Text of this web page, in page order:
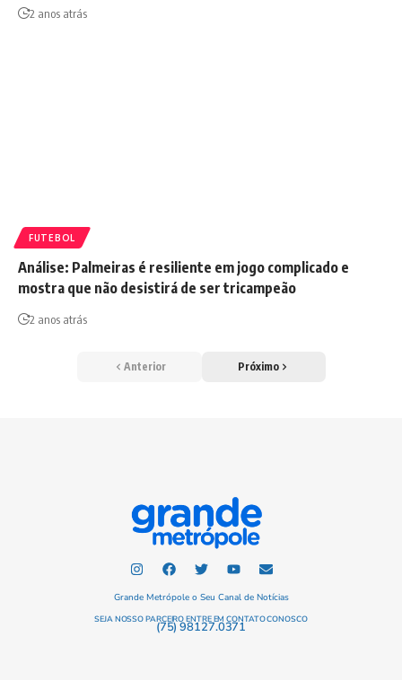
2 anos atrás
FUTEBOL
Análise: Palmeiras é resiliente em jogo complicado e
mostra que não desistirá de ser tricampeão
2 anos atrás
Anterior Próximo
Grande Metrópole o Seu Canal de Notícias
SEJA NOSSO PARCEIRO ENTRE EM CONTATO CONOSCO
(75) 98127.0371